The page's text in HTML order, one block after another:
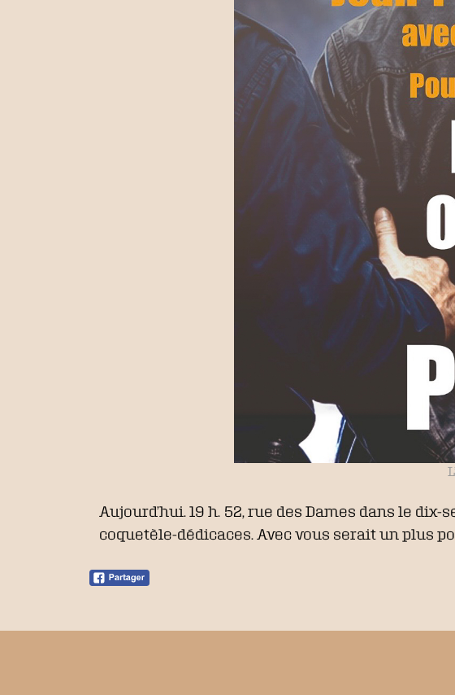
Aujourd’hui. 19 h. 52, rue des Dames dans le
coquetèle-dédicaces. Avec vous serait un plus